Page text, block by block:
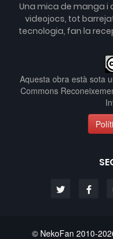
Una mica de manga i
videojocs, tot
tecnologia, fan la
Aquesta obra està sota
Commons
© NekoFan 2010-